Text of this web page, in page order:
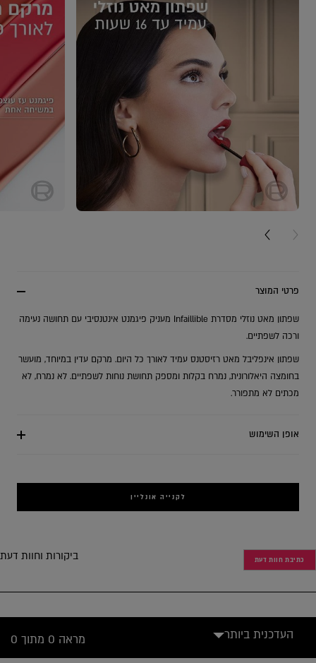
NEXT CARD
פרטי המוצר
שפתון מאט נוזלי מסדרת Infaillible מעניק פיגמנט אינטנסיבי עם תחושה נעימה
ורכה לשפתיים.
שפתון אינפליבל מאט רזיסטנס עמיד לאורך כל היום. מרקם עדין במיוחד, מועשר
בחומצה היאלורונית, נמרח בקלות ומספק תחושת נוחות לשפתיים. לא נמרח, לא
מכתים לא מתפורר.
אופן השימוש
לקנייה אונליין
ביקורות וחוות דעת כתיבת חוות דעת
מראה 0 מתוך 0 העדכנית ביותר